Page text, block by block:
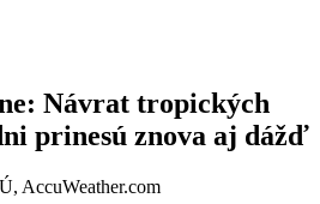
Návrat tropických
prinesú znova aj dážď
AccuWeather.com